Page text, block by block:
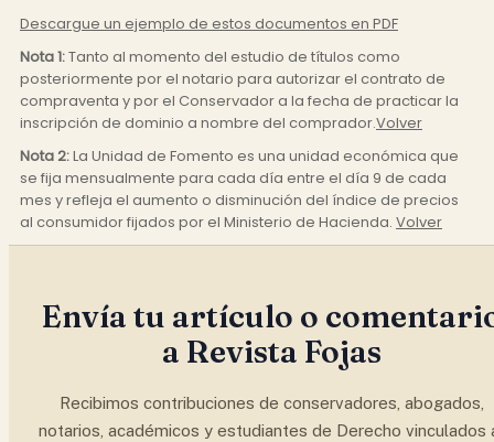
Descargue un ejemplo de estos documentos en PDF
Nota 1:Tanto al momento del estudio de títulos como
posteriormente por el notario para autorizar el contrato de
compraventa y por el Conservador a la fecha de practicar la
inscripción de dominio a nombre del comprador.Volver
Nota 2:La Unidad de Fomento es una unidad económica que
se fija mensualmente para cada día entre el día 9 de cada
mes y refleja el aumento o disminución del índice de precios
al consumidor fijados por el Ministerio de Hacienda. Volver
Envía tu artículo o
a Revista Fojas
Recibimos contribuciones de conservadores, abogados,
notarios, académicos y estudiantes de Derecho vinculados